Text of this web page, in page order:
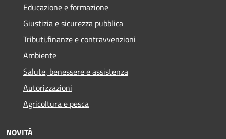
Educazione e formazione
Giustizia e sicurezza pubblica
Tributi,finanze e contravvenzioni
Ambiente
Salute, benessere e assistenza
Autorizzazioni
Agricoltura e pesca
NOVITÀ